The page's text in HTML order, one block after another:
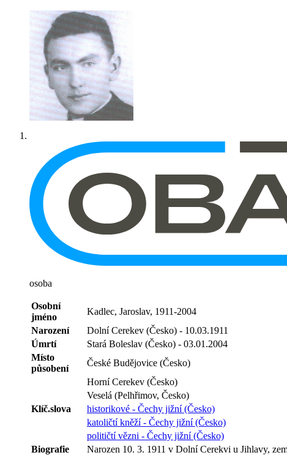
osoba
Osobní
jméno
Kadlec, Jaroslav, 1911-2004
Narození
Dolní Cerekev (Česko) - 10.03.1911
Úmrtí
Stará Boleslav (Česko) - 03.01.2004
Místo
působení
České Budějovice (Česko)
Horní Cerekev (Česko)
Veselá (Pelhřimov, Česko)
Klíč.slova
historikové - Čechy jižní (Česko)
katoličtí kněží - Čechy jižní (Česko)
političtí vězni - Čechy jižní (Česko)
Biografie
Narozen 10. 3. 1911 v Dolní Cerekvi u Jihlavy,